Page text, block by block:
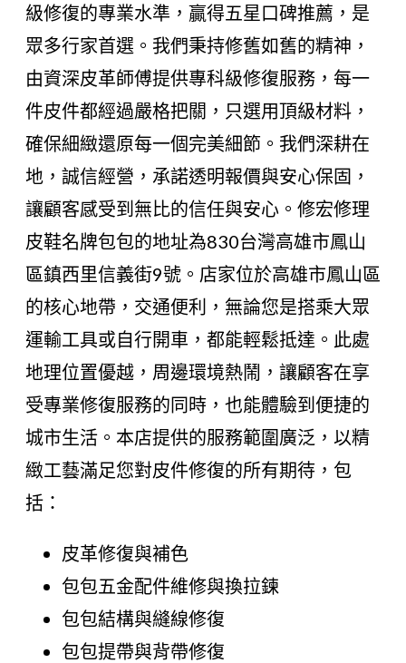
級修復的專業水準，贏得五星口碑推薦，是
眾多行家首選。我們秉持修舊如舊的精神，
由資深皮革師傅提供專科級修復服務，每一
件皮件都經過嚴格把關，只選用頂級材料，
確保細緻還原每一個完美細節。我們深耕在
地，誠信經營，承諾透明報價與安心保固，
讓顧客感受到無比的信任與安心。修宏修理
皮鞋名牌包包的地址為830台灣高雄市鳳山
區鎮西里信義街9號。店家位於高雄市鳳山區
的核心地帶，交通便利，無論您是搭乘大眾
運輸工具或自行開車，都能輕鬆抵達。此處
地理位置優越，周邊環境熱鬧，讓顧客在享
受專業修復服務的同時，也能體驗到便捷的
城市生活。本店提供的服務範圍廣泛，以精
緻工藝滿足您對皮件修復的所有期待，包
括：
皮革修復與補色
包包五金配件維修與換拉鍊
包包結構與縫線修復
包包提帶與背帶修復